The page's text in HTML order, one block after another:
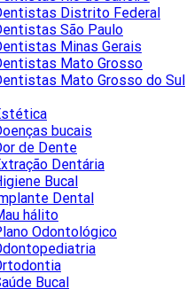
Distrito Federal
São Paulo
Minas Gerais
Mato Grosso
Mato Grosso do Sul
bucais
de Dente
Dentária
Bucal
Dental
hálito
Odontológico
Bucal